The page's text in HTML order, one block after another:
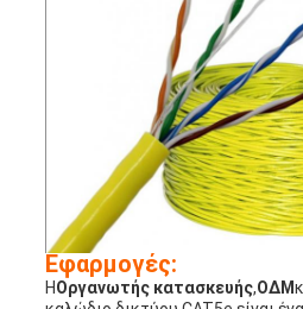
Εφαρμογές:
ΗΟργανωτής κατασκευής,ΟΔΜ